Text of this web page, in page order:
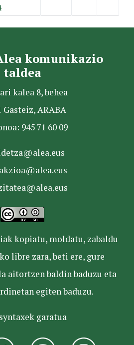
komunikazio
taldea
kalea 8, behea
Gasteiz, ARABA
945 71 60 09
kopiatu, moldatu, zabaldu
libre zara, beti ere, gure
aitortzen baldin baduzu eta
egiten baduzu.
garatua